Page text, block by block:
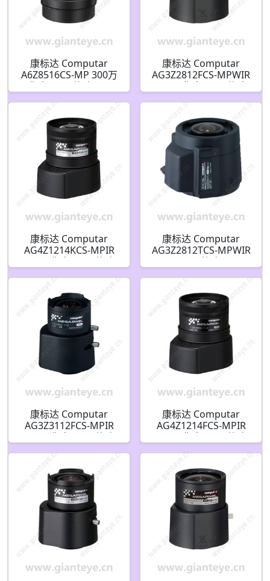
康标达 Computar
A6Z8516CS-MP 300万
像素 1/2.7英寸 8.5-
HD 系列手动光圈(CS接
口)
康标达 Computar
AG3Z2812FCS-MPWIR
500万像素 1/2.7英寸
头 HD 系列 DC自动光
圈红外校正(CS接口)
康标达 Computar
AG4Z1214KCS-MPIR
300万像素 1/2.7英寸
镜头 HD 系列 P-iris 红
外校正(CS接口)
康标达 Computar
AG3Z2812TCS-MPWIR
4K 1/2.7英寸 2.8-
HD 系列 P-iris 红外校
正(CS接口)
康标达 Computar
AG3Z3112FCS-MPIR
300万像素 1/2.7英寸
HD 系列 DC自动光圈红
外校正(CS接口)
康标达 Computar
AG4Z1214FCS-MPIR
300万像素 1/2.7英寸
镜头 HD 系列 DC自动
光圈红外校正(CS接口)